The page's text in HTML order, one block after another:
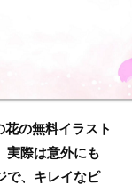
の無料イラスト
実際は意外にも
で、キレイなピ